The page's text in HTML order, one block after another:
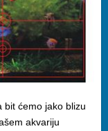
bit ćemo jako blizu
akvariju